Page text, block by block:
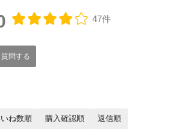
47件
質問する
ね数順 購入確認順 返信順